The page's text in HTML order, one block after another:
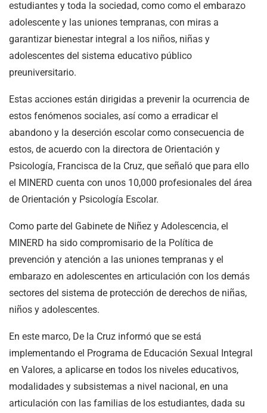
estudiantes y toda la sociedad, como como el embarazo
adolescente y las uniones tempranas, con miras a
garantizar bienestar integral a los niños, niñas y
adolescentes del sistema educativo público
preuniversitario.
Estas acciones están dirigidas a prevenir la ocurrencia de
estos fenómenos sociales, así como a erradicar el
abandono y la deserción escolar como consecuencia de
estos, de acuerdo con la directora de Orientación y
Psicología, Francisca de la Cruz, que señaló que para ello
el MINERD cuenta con unos 10,000 profesionales del área
de Orientación y Psicología Escolar.
Como parte del Gabinete de Niñez y Adolescencia, el
MINERD ha sido compromisario de la Política de
prevención y atención a las uniones tempranas y el
embarazo en adolescentes en articulación con los demás
sectores del sistema de protección de derechos de niñas,
niños y adolescentes.
En este marco, De la Cruz informó que se está
implementando el Programa de Educación Sexual Integral
en Valores, a aplicarse en todos los niveles educativos,
modalidades y subsistemas a nivel nacional, en una
articulación con las familias de los estudiantes, dada su